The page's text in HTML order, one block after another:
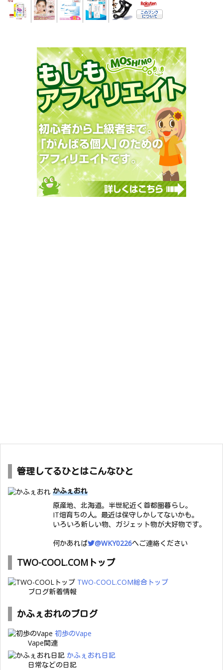
管理してるひとはこんなひと
かふぇおれ
原産地、北海道。半世紀近く首都圏暮らし。
IT畑育ちの人。最近は保守しかしてないかも。
いろいろ新しい物、ガジェット物が大好物です。
何かあれば
@WKY0226へご連絡ください
TWO-COOL.COMトップ
TWO-COOL.COM総合トップ
ブログ新着情報
かふぇおれのブログ
初歩のVape
Vape関連
かふぇおれ日記
日常などの日記